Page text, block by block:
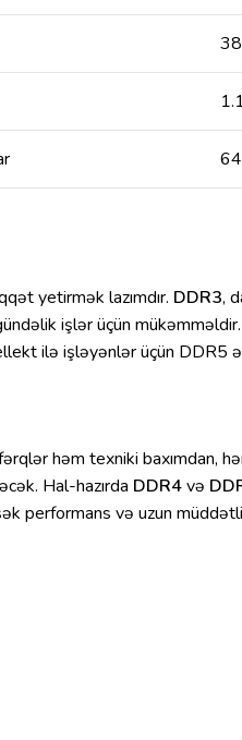
yetirmək lazımdır. DDR3,
işlər üçün mükəmməldir.
ilə işləyənlər üçün DDR5
həm texniki baxımdan,
Hal-hazırda DDR4və
performans və uzun